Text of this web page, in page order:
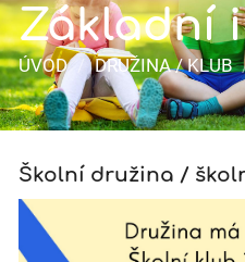
Základní
ÚVOD DRUŽINA / KLUB
Základní
informace
Školní družina /